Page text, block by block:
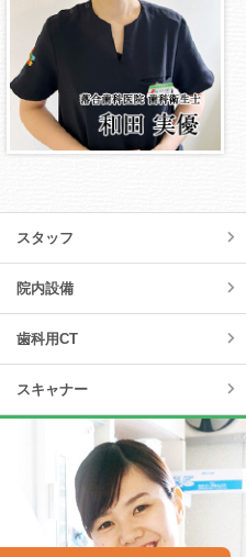
スタッフ
院内設備
歯科用CT
スキャナー